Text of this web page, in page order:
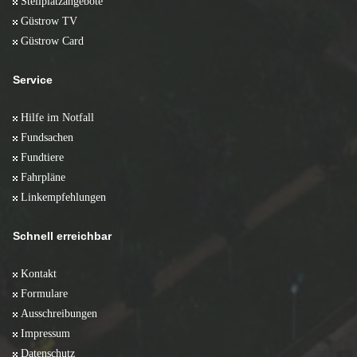
Güstrow TV
Güstrow Card
Service
Hilfe im Notfall
Fundsachen
Fundtiere
Fahrpläne
Linkempfehlungen
Schnell erreichbar
Kontakt
Formulare
Ausschreibungen
Impressum
Datenschutz